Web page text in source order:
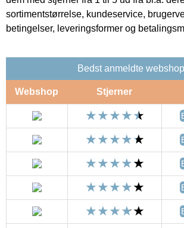
sortimentstørrelse, kundeservice,
betingelser, leveringsformer og
Bedst anmeldte
Webshop Stjerner